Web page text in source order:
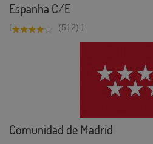
Espanha C/E
[ (512) ]
Comunidad de Madrid